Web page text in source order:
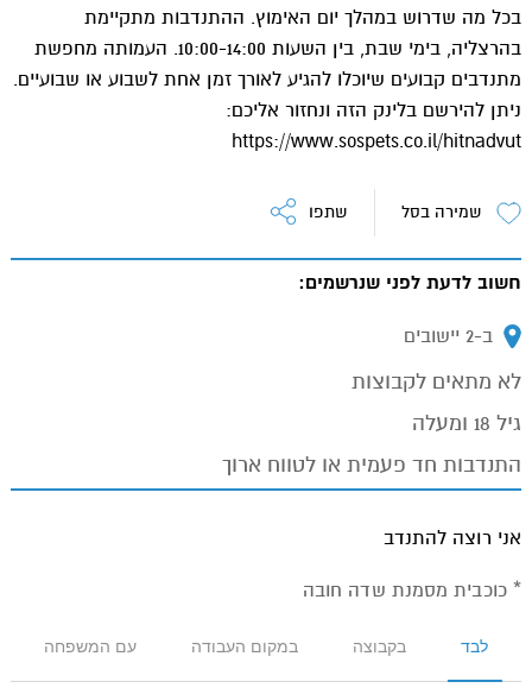
בכל מה שדרוש במהלך יום האימוץ. ההתנדבות מתקיימת
בהרצליה, בימי שבת, בין השעות 10:00-14:00. העמותה מחפשת
מתנדבים קבועים שיוכלו להגיע לאורך זמן אחת לשבוע או שבועיים.
ניתן להירשם בלינק הזה ונחזור אליכם:
https://www.sospets.co.il/hitnadvut
שמירה בסל שתפו
חשוב לדעת לפני שנרשמים:
מיקום:
ב-2 יישובים
לא מתאים לקבוצות
גיל 18 ומעלה
התנדבות חד פעמית או לטווח ארוך
אני רוצה להתנדב
* כוכבית מסמנת שדה חובה
לבד בקבוצה במקום העבודה עם המשפחה